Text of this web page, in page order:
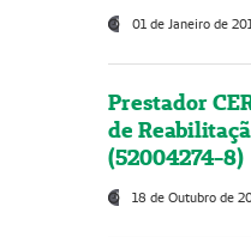
01 de Janeiro de
Prestador
de
(52004274-8)
18 de Outubro de